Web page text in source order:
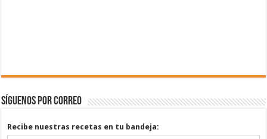
Síguenos por correo
Recibe nuestras recetas en tu bandeja: